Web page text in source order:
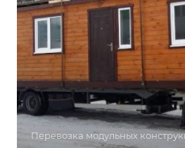
Перевозка модульных